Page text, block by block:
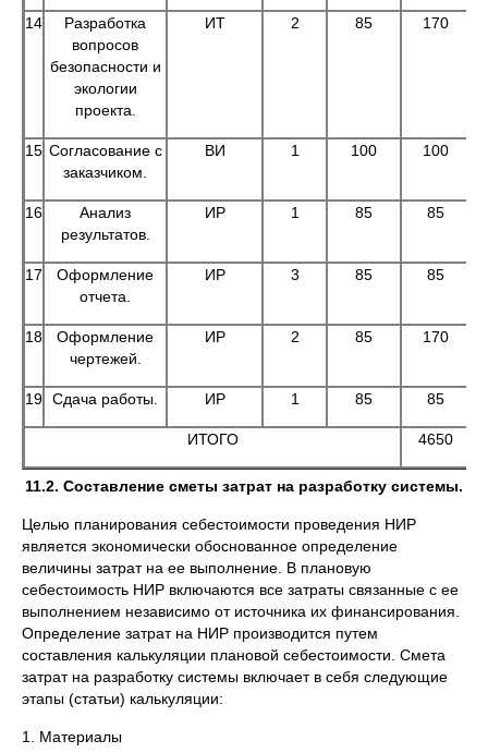
14
Разработка
вопросов
безопасности и
экологии
проекта.
ИТ 2 85 170
15 Согласование с
заказчиком.
ВИ 1 100 100
16
Анализ
результатов.
ИР 1 85 85
17
Оформление
отчета.
ИР 3 85 85
18
Оформление
чертежей.
ИР 2 85 170
19 Сдача работы. ИР 1 85 85
ИТОГО 4650
11.2. Составление сметы затрат на разработку системы.
Целью планирования себестоимости проведения НИР
является экономически обоснованное определение
величины затрат на ее выполнение. В плановую
себестоимость НИР включаются все затраты связанные с ее
выполнением независимо от источника их финансирования.
Определение затрат на НИР производится путем
составления калькуляции плановой себестоимости. Смета
затрат на разработку системы включает в себя следующие
этапы (статьи) калькуляции:
1. Материалы